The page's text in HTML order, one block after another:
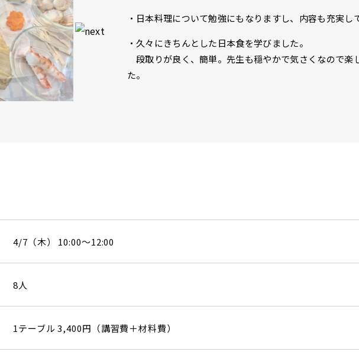
・日本料理について勉強にもなりますし、内容も充実し
・久々にきちんとした日本食を学びました。
段取りが良く、簡単。先生も穏やかで気さくなので楽
た。
4/7（木） 10:00～12:00
8人
1テーブル 3,400円（講習費＋材料費）